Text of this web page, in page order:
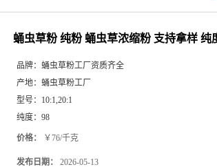
蛹虫草粉 纯粉 蛹虫草浓缩粉 支持拿样 纯
品牌： 蛹虫草粉工厂资质齐全
产地： 蛹虫草粉工厂
型号： 10:1,20:1
纯度： 98
价格： ￥76/千克
发布日期： 2026-05-13